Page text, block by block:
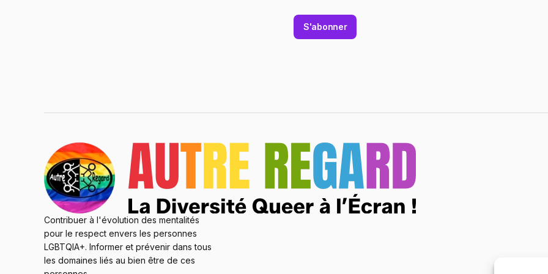
S'abonner
Contribuer à l'évolution des mentalités
pour le respect envers les personnes
LGBTQIA+. Informer et prévenir dans tous
les domaines liés au bien être de ces